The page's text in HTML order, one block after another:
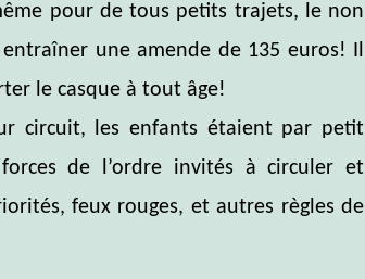
pour de tous petits trajets, le non
une amende de 135 euros! Il
le casque à tout âge!
circuit, les enfants étaient par petit
de l’ordre invités à circuler et
feux rouges, et autres règles de